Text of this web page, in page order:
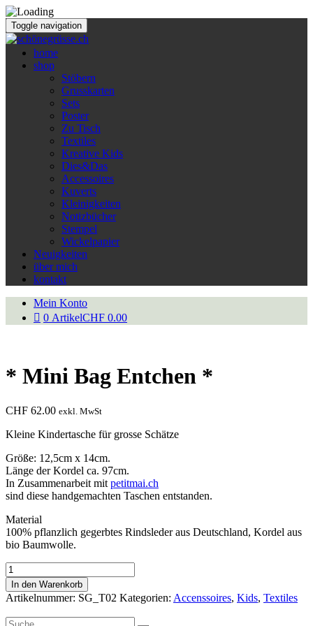
Toggle navigation
home
shop
Stöbern
Grusskarten
Sets
Poster
Zu Tisch
Textiles
Kreative Kids
Dies&Das
Accessoires
Kuverts
Kleinigkeiten
Notizbücher
Stempel
Wickelpapier
Neuigkeiten
über mich
kontakt
Mein Konto
0 ArtikelCHF 0.00
* Mini Bag Entchen *
CHF 62.00 exkl. MwSt
Kleine Kindertasche für grosse Schätze
Größe: 12,5cm x 14cm.
Länge der Kordel ca. 97cm.
In Zusammenarbeit mit petitmai.ch
sind diese handgemachten Taschen entstanden.
Material
100% pflanzlich gegerbtes Rindsleder aus Deutschland, Kordel aus
bio Baumwolle.
*
Mini
Bag
Entchen
*
In den Warenkorb
Artikelnummer: SG_T02 Kategorien: Accenssoires, Kids, Textiles
Suche